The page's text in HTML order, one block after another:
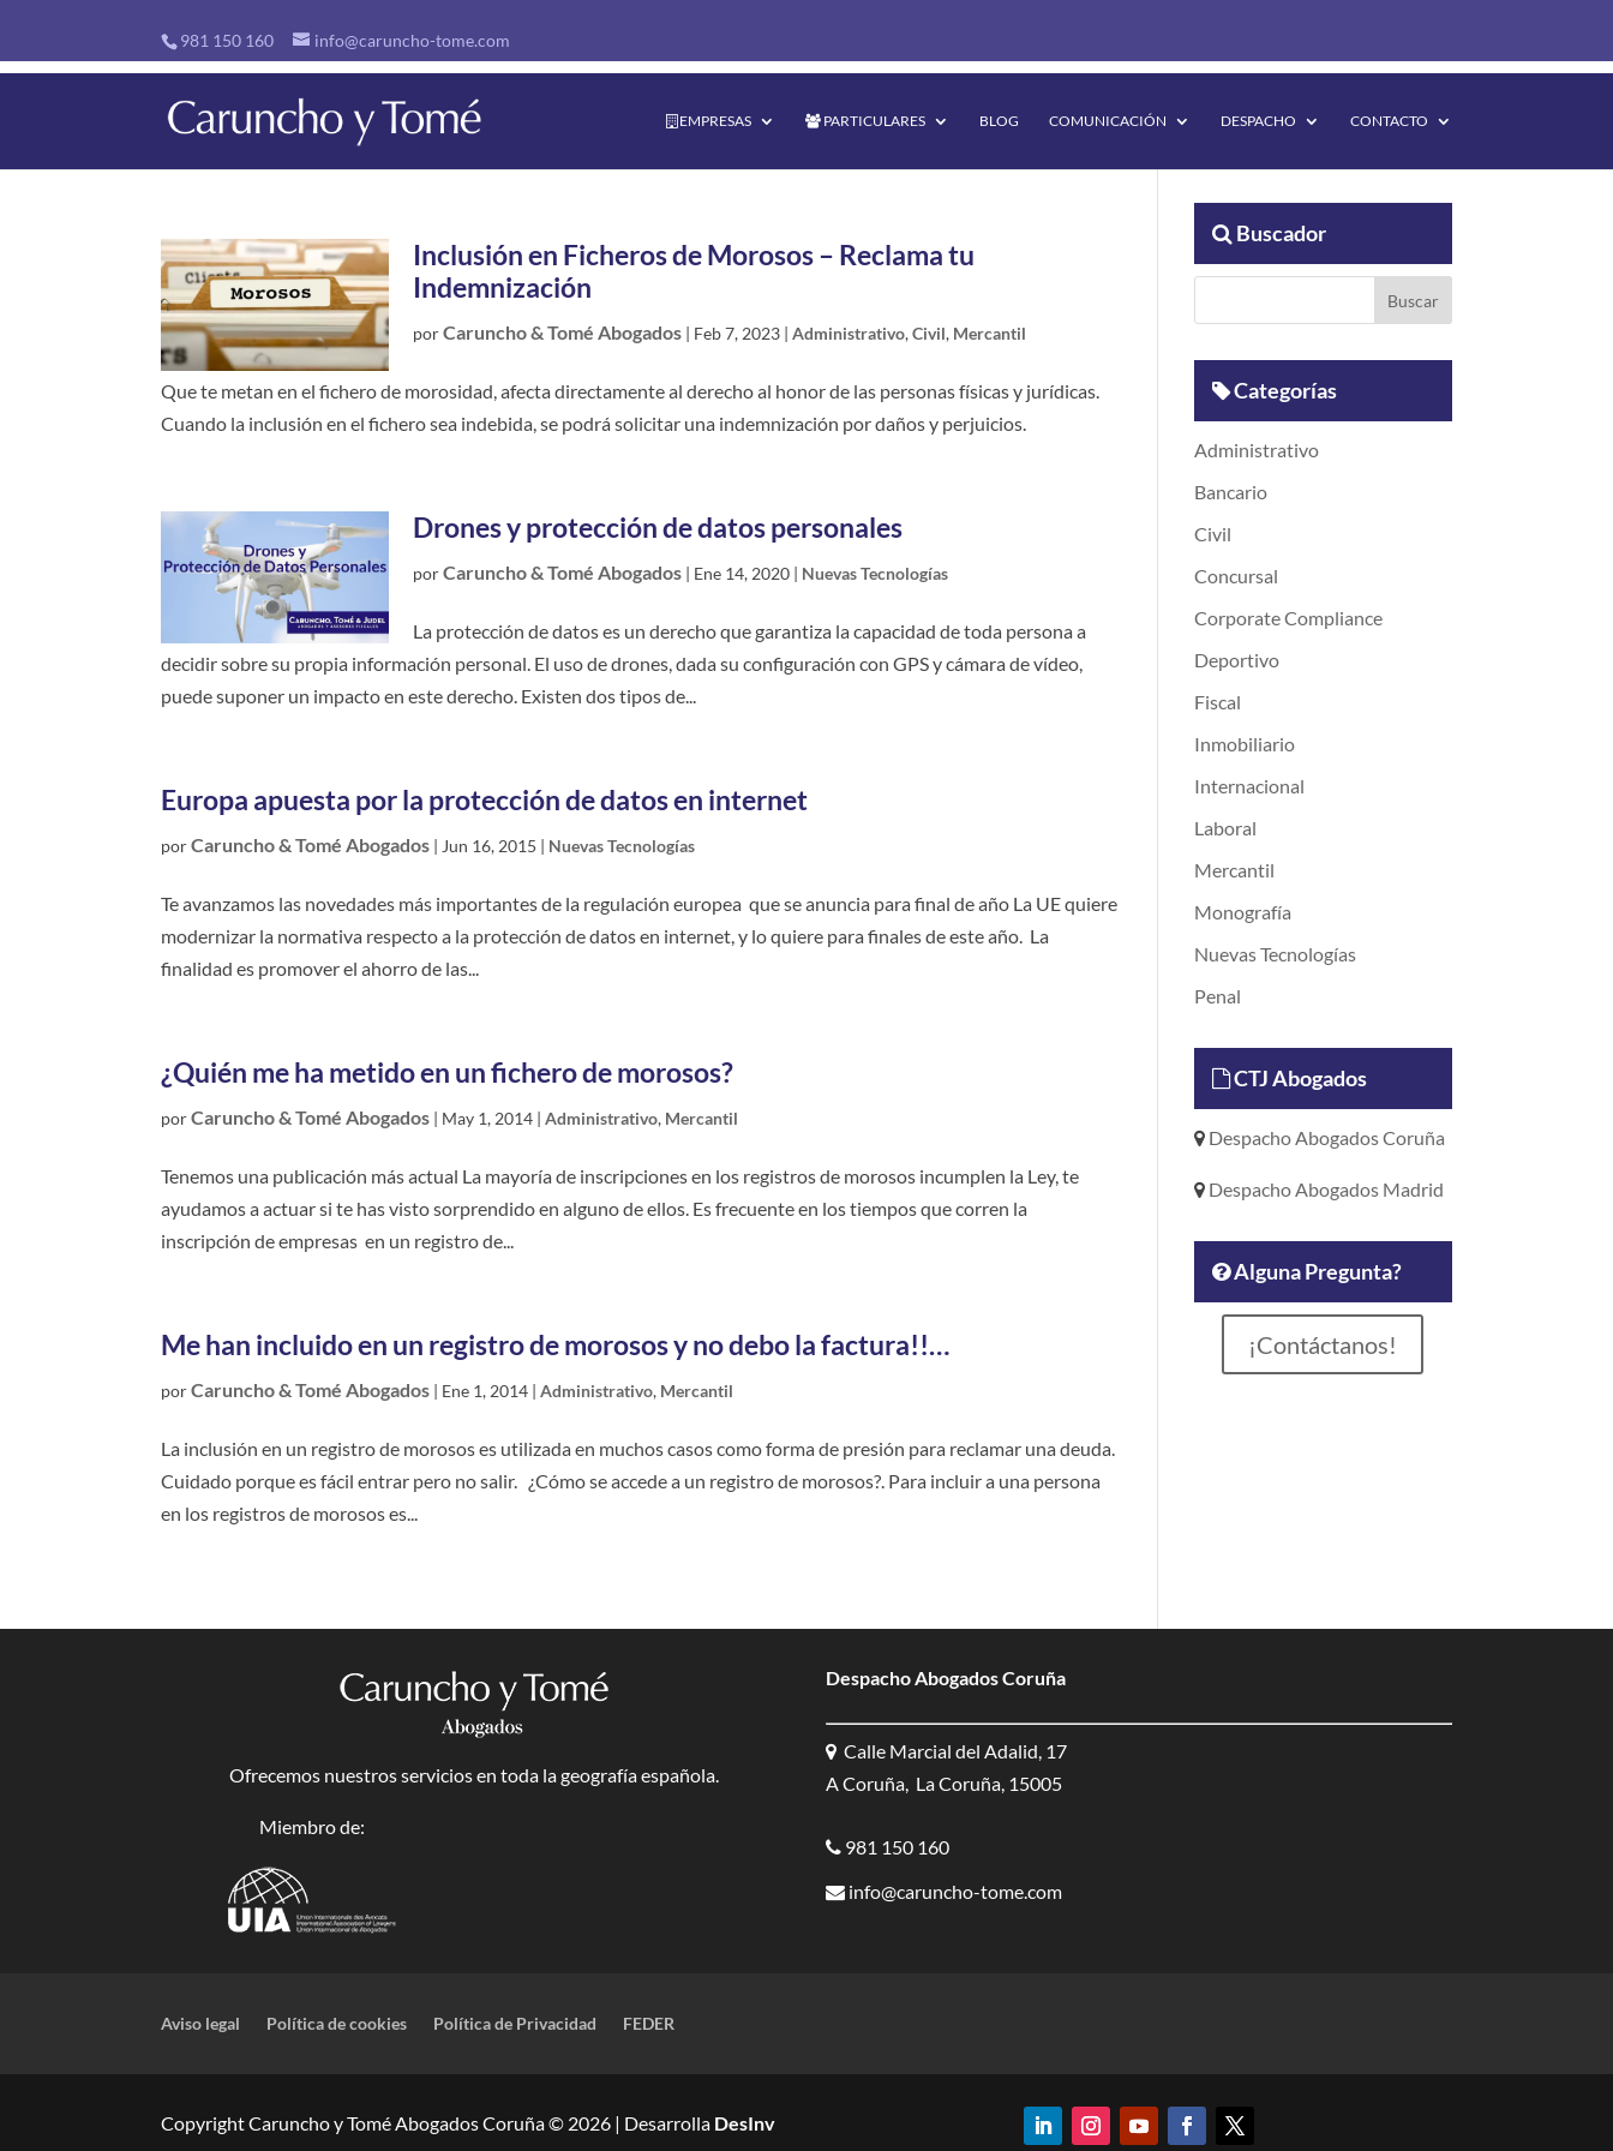
981 150 160 info@caruncho-tome.com
EMPRESAS PARTICULARES BLOG COMUNICACIÓN DESPACHO CONTACTO
Inclusión en Ficheros de Morosos – Reclama tu
Indemnización
porCaruncho & Tomé Abogados | Feb 7, 2023 |Administrativo,Civil, Mercantil
Que te metan en el fichero de morosidad, afecta directamente al derecho al honor de las personas físicas y jurídicas.
Cuando la inclusión en el fichero sea indebida, se podrá solicitar una indemnización por daños y perjuicios.
Drones y protección de datos personales
porCaruncho & Tomé Abogados | Ene 14, 2020 | Nuevas Tecnologías
La protección de datos es un derecho que garantiza la capacidad de toda persona a
decidir sobre su propia información personal. El uso de drones, dada su configuración con GPS y cámara de vídeo,
puede suponer un impacto en este derecho. Existen dos tipos de...
Europa apuesta por la protección de datos en internet
porCaruncho & Tomé Abogados | Jun 16, 2015 | Nuevas Tecnologías
Te avanzamos las novedades más importantes de la regulación europea que se anuncia para final de año La UE quiere
modernizar la normativa respecto a la protección de datos en internet, y lo quiere para finales de este año. La
finalidad es promover el ahorro de las...
¿Quién me ha metido en un fichero de morosos?
porCaruncho & Tomé Abogados | May 1, 2014 |Administrativo, Mercantil
Tenemos una publicación más actual La mayoría de inscripciones en los registros de morosos incumplen la Ley, te
ayudamos a actuar si te has visto sorprendido en alguno de ellos. Es frecuente en los tiempos que corren la
inscripción de empresas en un registro de...
Me han incluido en un registro de morosos y no debo la factura!!…
porCaruncho & Tomé Abogados | Ene 1, 2014 |Administrativo, Mercantil
La inclusión en un registro de morosos es utilizada en muchos casos como forma de presión para reclamar una deuda.
Cuidado porque es fácil entrar pero no salir. ¿Cómo se accede a un registro de morosos?. Para incluir a una persona
en los registros de morosos es...
Buscador
Categorías
Administrativo
Bancario
Civil
Concursal
Corporate Compliance
Deportivo
Fiscal
Inmobiliario
Internacional
Laboral
Mercantil
Monografía
Nuevas Tecnologías
Penal
CTJ Abogados
Despacho Abogados Coruña
Despacho Abogados Madrid
Alguna Pregunta?
¡Contáctanos!
Ofrecemos nuestros servicios en toda la geografía española.
Miembro de:
Despacho Abogados Coruña
Calle Marcial del Adalid, 17
A Coruña, La Coruña, 15005
981 150 160
info@caruncho-tome.com
Aviso legal Política de cookies Política de Privacidad FEDER
Copyright Caruncho y Tomé Abogados Coruña © 2026 | Desarrolla DesInv